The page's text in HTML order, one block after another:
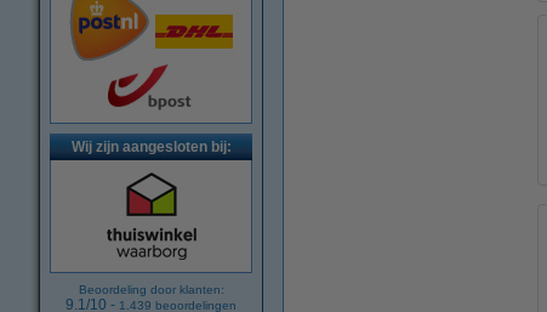
Wij zijn aangesloten bij:
Beoordeling door klanten:
9.1/10 - 1.439 beoordelingen